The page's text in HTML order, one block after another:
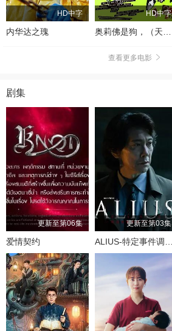
HD中字
内华达之瑰
HD中字
查看更多电影
剧集
更新至第06集
爱情契约
更新至第03集